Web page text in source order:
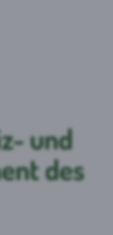
und
des